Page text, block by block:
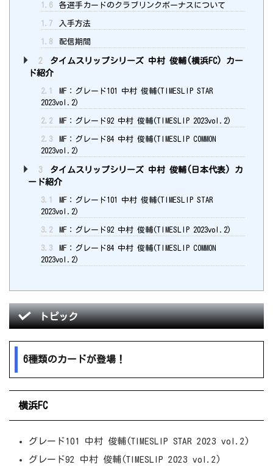
1.6 各選手カードのクラブリンクボーナスについて
1.7 入手方法
1.8 配信期間
2
タイムスリップシリーズ 中村 俊輔(横浜FC) カー
ド紹介
2.1
MF：グレード101 中村 俊輔(TIMESLIP STAR
2023vol.2)
2.2 MF：グレード92 中村 俊輔(TIMESLIP 2023vol.2)
2.3
MF：グレード84 中村 俊輔(TIMESLIP COMMON
2023vol.2)
3
タイムスリップシリーズ 中村 俊輔(日本代表) カ
ード紹介
3.1
MF：グレード101 中村 俊輔(TIMESLIP STAR
2023vol.2)
3.2 MF：グレード92 中村 俊輔(TIMESLIP 2023vol.2)
3.3
MF：グレード84 中村 俊輔(TIMESLIP COMMON
2023vol.2)
トピック
6種類のカードが登場！
横浜FC
グレード101 中村 俊輔(TIMESLIP STAR 2023 vol.2)
グレード92 中村 俊輔(TIMESLIP 2023 vol.2)